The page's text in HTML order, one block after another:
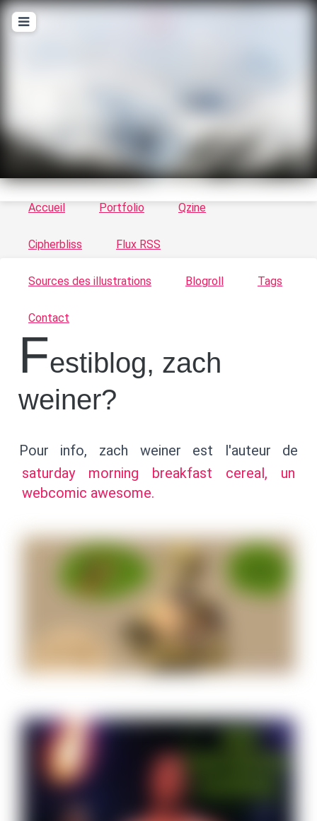
Le vortex à chats - Illustrations, trucs en tout
genre par Tykayn
Accueil Portfolio Qzine
Cipherbliss Flux RSS
Sources des illustrations Blogroll Tags
Contact
festiblog, zach
weiner?
Pour info, zach weiner est l'auteur de
saturday morning breakfast cereal, un
webcomic awesome.